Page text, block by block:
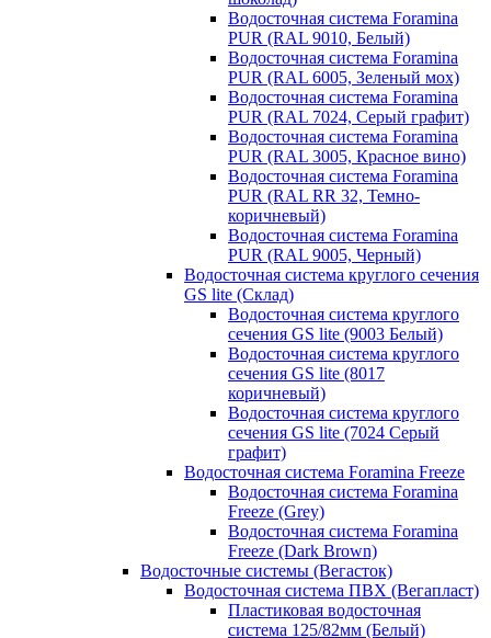
Водосточная система Foramina
PUR (RAL 9010, Белый)
Водосточная система Foramina
PUR (RAL 6005, Зеленый мох)
Водосточная система Foramina
PUR (RAL 7024, Серый графит)
Водосточная система Foramina
PUR (RAL 3005, Красное вино)
Водосточная система Foramina
PUR (RAL RR 32, Темно-
коричневый)
Водосточная система Foramina
PUR (RAL 9005, Черный)
Водосточная система круглого сечения
GS lite (Склад)
Водосточная система круглого
сечения GS lite (9003 Белый)
Водосточная система круглого
сечения GS lite (8017
коричневый)
Водосточная система круглого
сечения GS lite (7024 Серый
графит)
Водосточная система Foramina Freeze
Водосточная система Foramina
Freeze (Grey)
Водосточная система Foramina
Freeze (Dark Brown)
Водосточные системы (Вегасток)
Водосточная система ПВХ (Вегапласт)
Пластиковая водосточная
система 125/82мм (Белый)